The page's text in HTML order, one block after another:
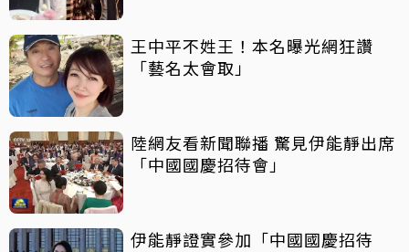
王中平不姓王！本名曝光網狂讚
「藝名太會取」
陸網友看新聞聯播 驚見伊能靜出席
「中國國慶招待會」
伊能靜證實參加「中國國慶招待